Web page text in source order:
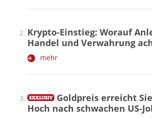
Krypto-Einstieg: Worauf
Handel und Verwahrung
mehr
Goldpreis erreicht
Hoch nach schwachen US-